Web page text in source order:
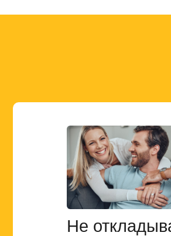
Не